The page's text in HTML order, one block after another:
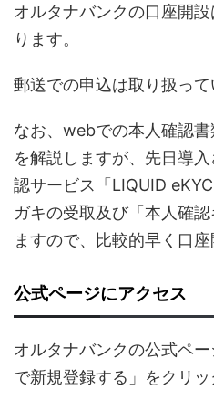
オルタナバンクの口座開
ります。
郵送での申込は取り扱って
なお、webでの本人確認
を解説しますが、先日導
認サービス「LIQUID
ガキの受取及び「本人確
ますので、比較的早く口座
公式ページにアクセス
オルタナバンクの公式ペ
で新規登録する」をクリッ